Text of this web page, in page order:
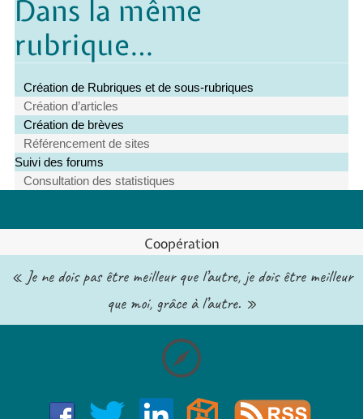
Dans la même
rubrique…
Création de Rubriques et de sous-rubriques
Création d’articles
Création de brèves
Référencement de sites
Suivi des forums
Consultation des statistiques
Coopération
« Je ne dois pas être meilleur que l’autre, je dois être meilleur
que moi, grâce à l’autre. »